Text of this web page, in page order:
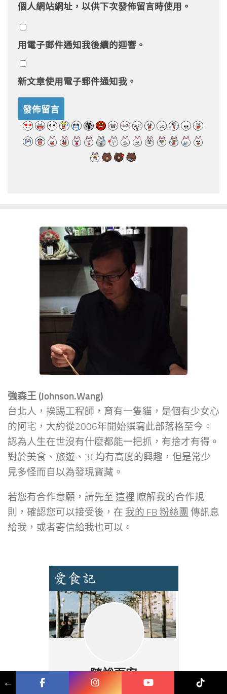
個人網站網址，以供下次發佈留言時使用。
用電子郵件通知我後續的迴響。
新文章使用電子郵件通知我。
強森王 (Johnson.Wang)
台北人，挨踢工程師，育有一隻貓，是個有少女心
的阿宅，大約從2006年開始撰寫此部落格至今。
認為人生在世沒有什麼都能一把抓，有捨才有得。
對於美食、旅遊、3C均有高度的興趣，但是常少
見多怪而自以為發現寶藏。
若您有合作意願，請先至 這裡 瞭解我的合作規
則，確認您可以接受後，在 我的 FB 粉絲團 傳訊息
給我，或者寄信給我也可以。
←